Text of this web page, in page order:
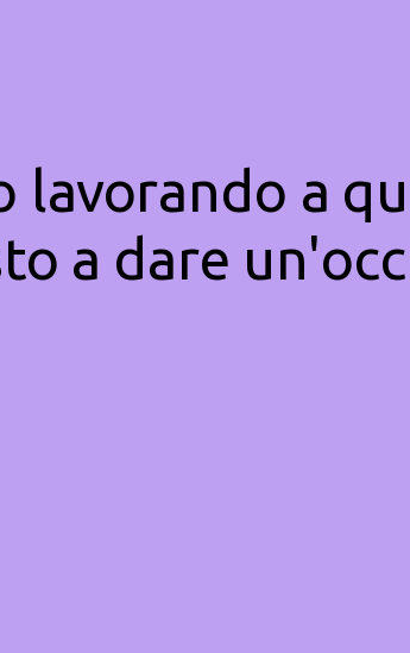
lavorando a
a dare